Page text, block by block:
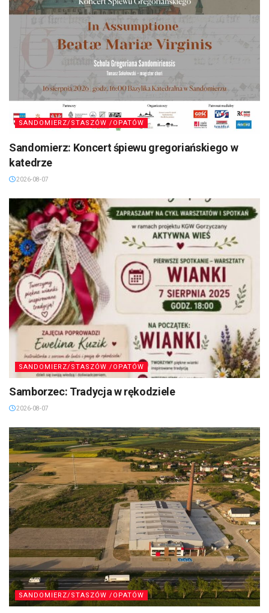
SANDOMIERZ/STASZÓW /OPATÓW
Sandomierz: Koncert śpiewu gregoriańskiego w
katedrze
2026-08-07
SANDOMIERZ/STASZÓW /OPATÓW
Samborzec: Tradycja w rękodziele
2026-08-07
SANDOMIERZ/STASZÓW /OPATÓW